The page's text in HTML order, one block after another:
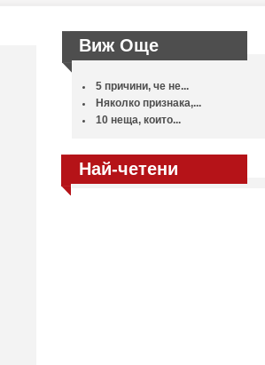
Виж Още
5 причини, че не...
Няколко признака,...
10 неща, които...
Най-четени